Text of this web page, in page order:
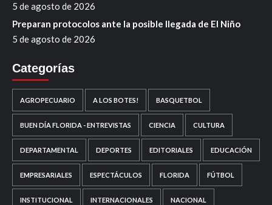
5 de agosto de 2026
Preparan protocolos ante la posible llegada de El Niño
5 de agosto de 2026
Categorías
AGROPECUARIO A LOS BOTES! BASQUETBOL
BUEN DÍA FLORIDA - ENTREVISTAS CIENCIA CULTURA
DEPARTAMENTAL DEPORTES EDITORIALES EDUCACIÓN
EMPRESARIALES ESPECTÁCULOS FLORIDA FÚTBOL
INSTITUCIONAL INTERNACIONALES NACIONAL